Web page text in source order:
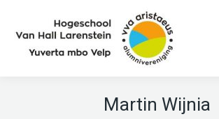
Martin Wijnia